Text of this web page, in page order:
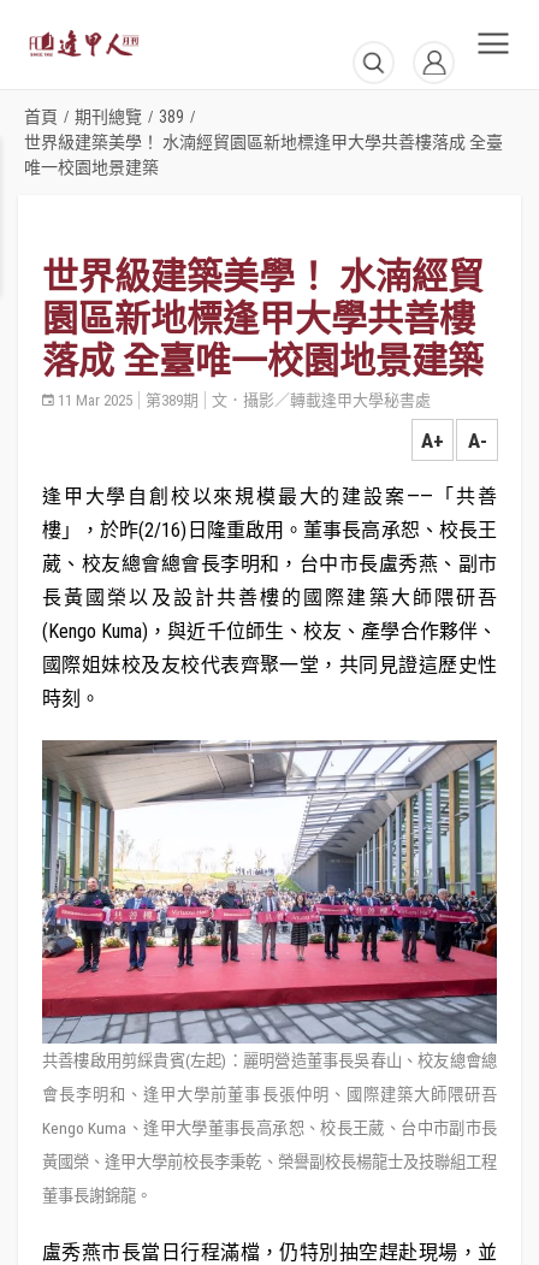
首頁 / 期刊總覽 / 389 /
世界級建築美學！ 水湳經貿園區新地標逢甲大學共善樓落成 全臺
唯一校園地景建築
世界級建築美學！ 水湳經貿
園區新地標逢甲大學共善樓
落成 全臺唯一校園地景建築
11 Mar 2025 第389期 文．攝影／轉載逢甲大學秘書處
A+ A-
逢甲大學自創校以來規模最大的建設案——「共善
樓」，於昨(2/16)日隆重啟用。董事長高承恕、校長王
葳、校友總會總會長李明和，台中市長盧秀燕、副市
長黃國榮以及設計共善樓的國際建築大師隈研吾
(Kengo Kuma)，與近千位師生、校友、產學合作夥伴、
國際姐妹校及友校代表齊聚一堂，共同見證這歷史性
時刻。
共善樓啟用剪綵貴賓(左起)：麗明營造董事長吳春山、校友總會總
會長李明和、逢甲大學前董事長張仲明、國際建築大師隈研吾
Kengo Kuma、逢甲大學董事長高承恕、校長王葳、台中市副市長
黃國榮、逢甲大學前校長李秉乾、榮譽副校長楊龍士及技聯組工程
董事長謝錦龍。
盧秀燕市長當日行程滿檔，仍特別抽空趕赴現場，並